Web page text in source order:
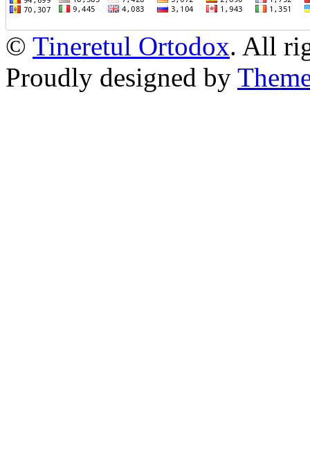
© Tineretul Ortodox. All
Proudly designed by